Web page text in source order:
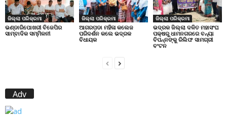
ଜିଲ୍ଲା ପରିକ୍ରମା
ଭଣ୍ଡାରିପୋଖରୀ ବିଜେପିର
ସାମ୍ବାଦିକ ସମ୍ମିଳନୀ
ଜିଲ୍ଲା ପରିକ୍ରମା
ଆଗରପଡା ମହିଳା କଲେଜ
ପରିଦର୍ଶନ କଲେ ଭଦ୍ରକ
ବିଧାୟକ
ଜିଲ୍ଲା ପରିକ୍ରମା
ଭଦ୍ରକ ଜିଲ୍ଲା ଦଳିତ ମହାସଂଘ
ପକ୍ଷରୁ ଧାମନଗରରେ ବନ୍ୟା
ବିପନ୍ନଙ୍କୁ ରିଲିଫ ସାମଗ୍ରୀ
ବଂଟନ
Adv